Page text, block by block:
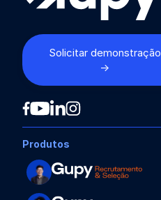
Solicitar demonstração
→
Produtos